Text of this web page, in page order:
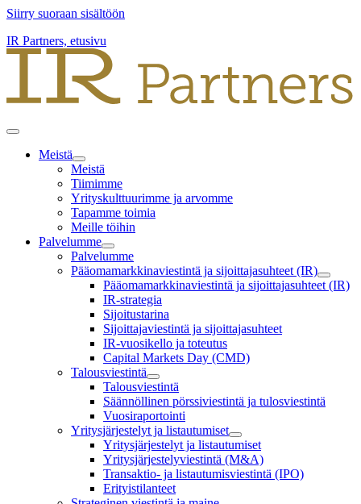
Siirry suoraan sisältöön
IR Partners, etusivu
Meistä
Meistä
Tiimimme
Yrityskulttuurimme ja arvomme
Tapamme toimia
Meille töihin
Palvelumme
Palvelumme
Pääomamarkkinaviestintä ja sijoittajasuhteet (IR)
Pääomamarkkinaviestintä ja sijoittajasuhteet (IR)
IR-strategia
Sijoitustarina
Sijoittajaviestintä ja sijoittajasuhteet
IR-vuosikello ja toteutus
Capital Markets Day (CMD)
Talousviestintä
Talousviestintä
Säännöllinen pörssiviestintä ja tulosviestintä
Vuosiraportointi
Yritysjärjestelyt ja listautumiset
Yritysjärjestelyt ja listautumiset
Yritysjärjestelyviestintä (M&A)
Transaktio- ja listautumisviestintä (IPO)
Erityistilanteet